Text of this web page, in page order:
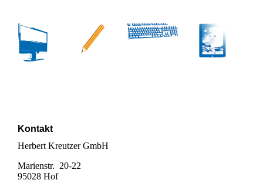
Kontakt
Herbert Kreutzer GmbH
Marienstr. 20-22
95028 Hof